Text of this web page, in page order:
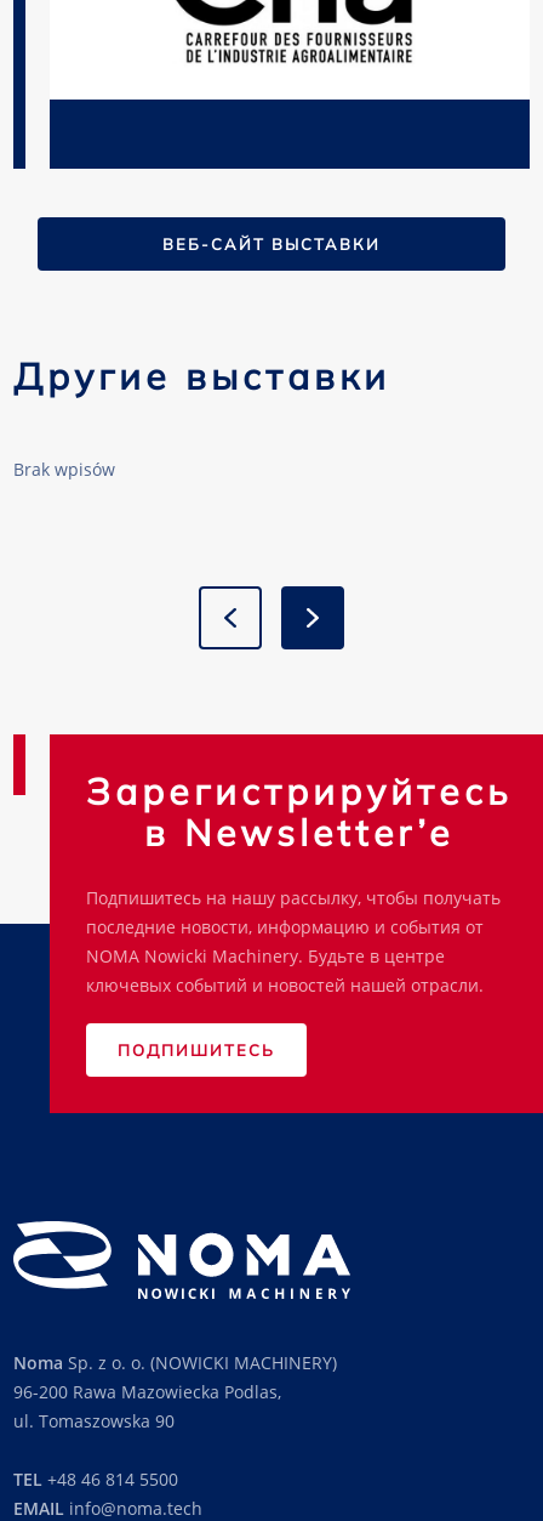
ВЕБ-САЙТ ВЫСТАВКИ
Другие выставки
Brak wpisów
Зарегистрируйтесь
в Newsletter’e
Подпишитесь на нашу рассылку, чтобы получать
последние новости, информацию и события от
NOMA Nowicki Machinery. Будьте в центре
ключевых событий и новостей нашей отрасли.
ПОДПИШИТЕСЬ
Noma Sp. z o. o. (NOWICKI MACHINERY)
96-200 Rawa Mazowiecka Podlas,
ul. Tomaszowska 90
TEL +48 46 814 5500
EMAIL info@noma.tech